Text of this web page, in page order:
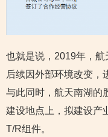
也就是说，2019年，
后续因外部环境改变，
与此同时，航天南湖的
建设地点上，拟建设产
T/R组件。